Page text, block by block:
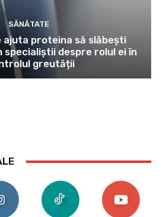
SĂNĂTATE
ajuta proteina să slăbești
specialiștii despre rolul ei în
greutății